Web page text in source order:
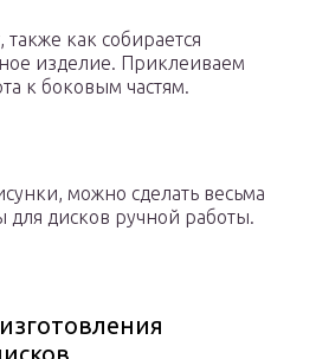
как собирается
изделие. Приклеиваем
к боковым частям.
можно сделать весьма
дисков ручной работы.